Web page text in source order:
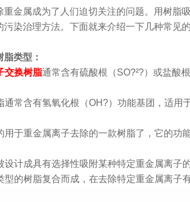
金属成为了人们迫切关注的问题。用树脂
染治理方法。下面就来介绍一下几种常见
类型：
交换树脂通常含有硫酸根（SO?²?）或盐酸
通常含有氢氧化根（OH?）功能基团，适用
用于重金属离子去除的一款树脂了，它的功
设计成具有选择性吸附某种特定重金属离子
的树脂复合而成，在去除特定重金属离子